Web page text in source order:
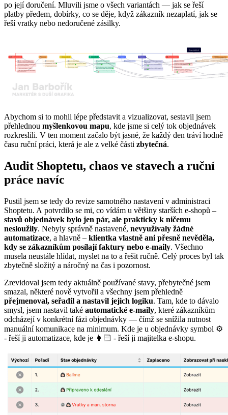
po její doručení. Mluvili jsme o všech variantách — jak se řeší
platby předem, dobírky, co se děje, když zákazník nezaplatí, jak se
řeší vratky nebo nedoručené zásilky.
Abychom si to mohli lépe představit a vizualizovat, sestavil jsem
přehlednou myšlenkovou mapu, kde jsme si celý tok objednávek
rozkreslili. V ten moment začalo být jasné, že každý den tráví hodně
času ruční práci, která je ale z velké části zbytečná.
Audit Shoptetu, chaos ve stavech a ruční
práce navíc
Pustil jsem se tedy do revize samotného nastavení v administraci
Shoptetu. A potvrdilo se mi, co vídám u většiny starších e-shopů –
stavů objednávek bylo jen pár, ale prakticky k ničemu
nesloužily. Nebyly správně nastavené, nevyužívaly žádné
automatizace, a hlavně – klientka vlastně ani přesně nevěděla,
kdy se zákazníkům posílají faktury nebo e-maily. Všechno
musela neustále hlídat, myslet na to a řešit ručně. Celý proces byl tak
zbytečně složitý a náročný na čas i pozornost.
Zrevidoval jsem tedy aktuálně používané stavy, přebytečné jsem
smazal, některé nově vytvořil a všechny jsem přehledně
přejmenoval, seřadil a nastavil jejich logiku. Tam, kde to dávalo
smysl, jsem nastavil také automatické e-maily, které zákazníkům
odcházejí v konkrétní fázi objednávky — čímž se snížila nutnost
manuální komunikace na minimum. Kde je u objednávky symbol ⚙️
- řeší ji automatizace, kde je 👩🏻 - řeší ji majitelka e-shopu.